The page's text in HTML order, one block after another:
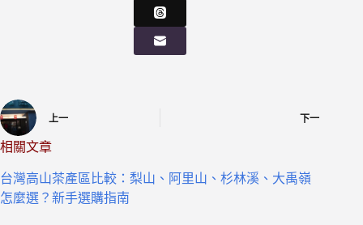
上一 下一
相關文章
台灣高山茶產區比較：梨山、阿里山、杉林溪、大禹嶺
怎麼選？新手選購指南